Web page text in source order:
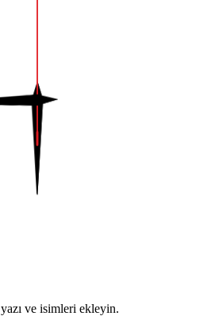
ve isimleri ekleyin.